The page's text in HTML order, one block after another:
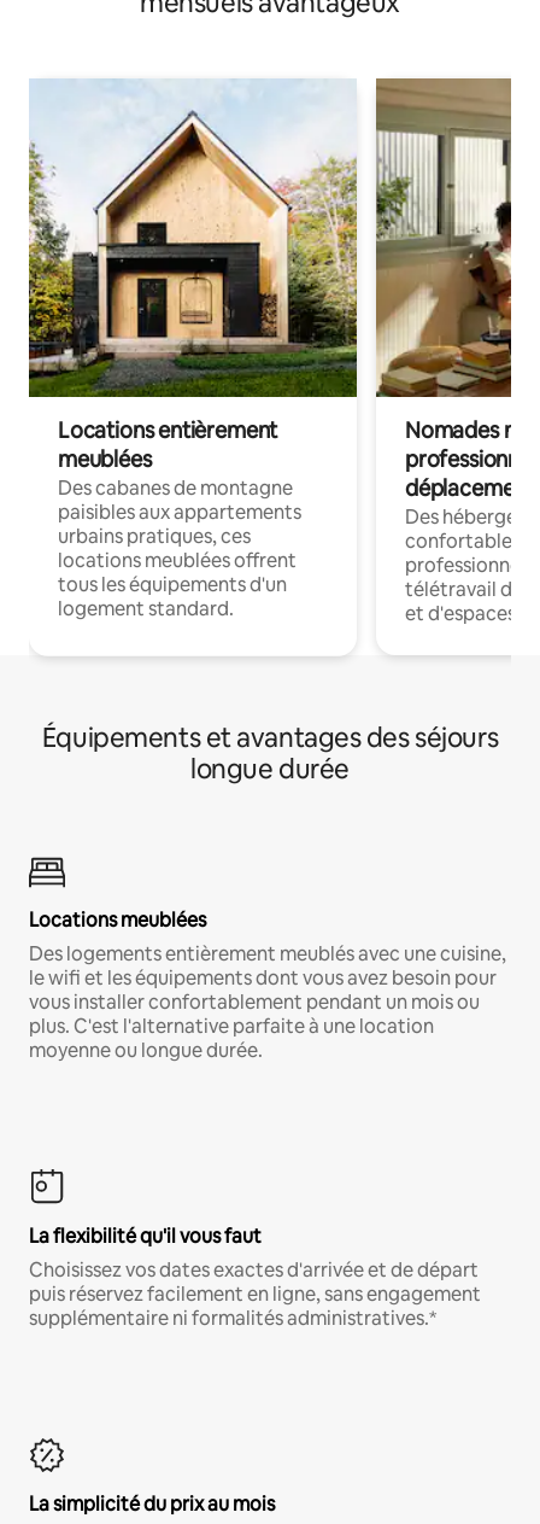
Locations entièrement
meublées
Des cabanes de montagne
paisibles aux appartements
urbains pratiques, ces
locations meublées offrent
tous les équipements d'un
logement standard.
Nomades
déplacement
Des
confortables
professionnels
télétravail
et d'espaces
Équipements et avantages des séjours
longue durée
Locations meublées
Des logements entièrement meublés avec une cuisine,
le wifi et les équipements dont vous avez besoin pour
vous installer confortablement pendant un mois ou
plus. C'est l'alternative parfaite à une location
moyenne ou longue durée.
La flexibilité qu'il vous faut
Choisissez vos dates exactes d'arrivée et de départ
puis réservez facilement en ligne, sans engagement
supplémentaire ni formalités administratives.*
La simplicité du prix au mois